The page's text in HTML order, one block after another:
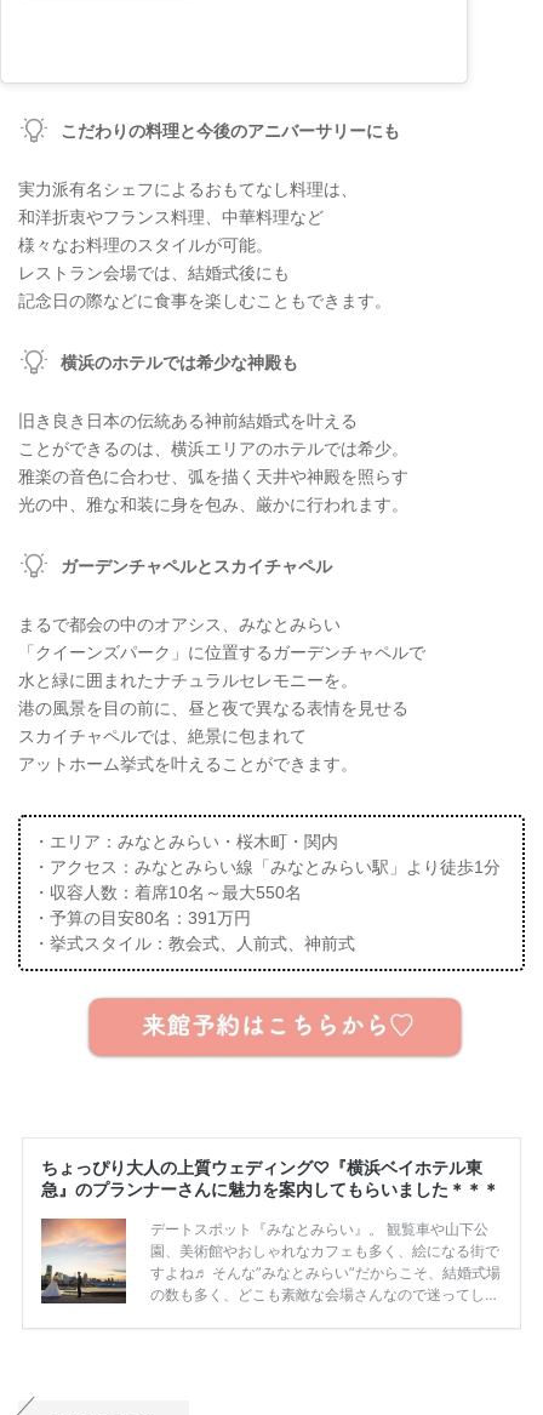
こだわりの料理と今後のアニバーサリーにも
実力派有名シェフによるおもてなし料理は、
和洋折衷やフランス料理、中華料理など
様々なお料理のスタイルが可能。
レストラン会場では、結婚式後にも
記念日の際などに食事を楽しむこともできます。
横浜のホテルでは希少な神殿も
旧き良き日本の伝統ある神前結婚式を叶える
ことができるのは、横浜エリアのホテルでは希少。
雅楽の音色に合わせ、弧を描く天井や神殿を照らす
光の中、雅な和装に身を包み、厳かに行われます。
ガーデンチャペルとスカイチャペル
まるで都会の中のオアシス、みなとみらい
「クイーンズパーク」に位置するガーデンチャペルで
水と緑に囲まれたナチュラルセレモニーを。
港の風景を目の前に、昼と夜で異なる表情を見せる
スカイチャペルでは、絶景に包まれて
アットホーム挙式を叶えることができます。
・エリア：みなとみらい・桜木町・関内
・アクセス：みなとみらい線「みなとみらい駅」より徒歩1分
・収容人数：着席10名～最大550名
・予算の目安80名：391万円
・挙式スタイル：教会式、人前式、神前式